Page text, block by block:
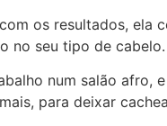
os resultados, ela
no seu tipo de cabelo.
num salão afro,
para deixar